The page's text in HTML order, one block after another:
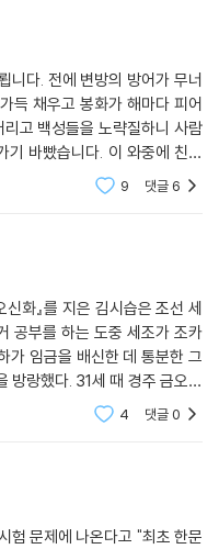
니다. 전에 변방의 방어가 무너
득 채우고 봉화가 해마다 피어
고 백성들을 노략질하니 사람
기 바빴습니다. 이 와중에 친척
소녀는 냇버들처럼 연약한 몸
9 댓글6
공부를 하는 도중 세조가 조카
가 임금을 배신한 데 통분한 그
방랑했다. 31세 때 경주 금오산
작된 것으로 보인다. 이 책에는
4 댓글0
험 문제에 나온다고 "최초 한문